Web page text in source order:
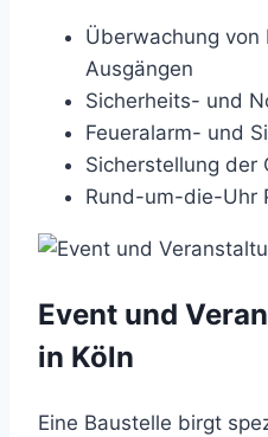
Überwachung von
Ausgängen
Sicherheits- und
Feueralarm- und
Sicherstellung der
Rund-um-die-Uhr
Event und
in Köln
Eine Baustelle birgt